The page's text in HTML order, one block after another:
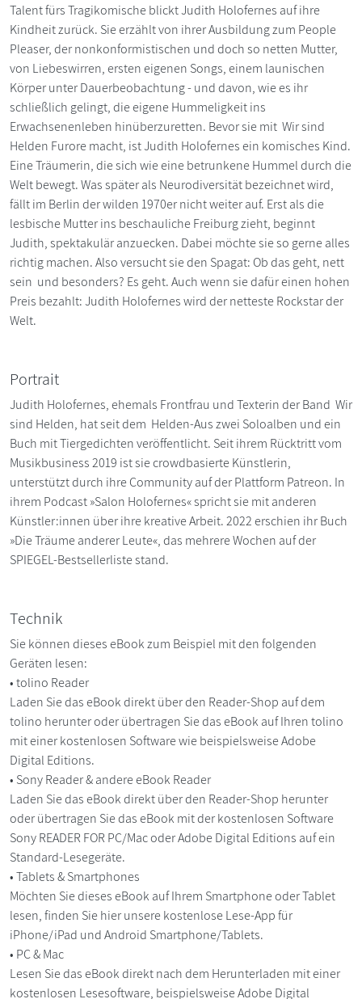
Talent fürs Tragikomische blickt Judith Holofernes auf ihre
Kindheit zurück. Sie erzählt von ihrer Ausbildung zum People
Pleaser, der nonkonformistischen und doch so netten Mutter,
von Liebeswirren, ersten eigenen Songs, einem launischen
Körper unter Dauerbeobachtung - und davon, wie es ihr
schließlich gelingt, die eigene Hummeligkeit ins
Erwachsenenleben hinüberzuretten. Bevor sie mit Wir sind
Helden Furore macht, ist Judith Holofernes ein komisches Kind.
Eine Träumerin, die sich wie eine betrunkene Hummel durch die
Welt bewegt. Was später als Neurodiversität bezeichnet wird,
fällt im Berlin der wilden 1970er nicht weiter auf. Erst als die
lesbische Mutter ins beschauliche Freiburg zieht, beginnt
Judith, spektakulär anzuecken. Dabei möchte sie so gerne alles
richtig machen. Also versucht sie den Spagat: Ob das geht, nett
sein und besonders? Es geht. Auch wenn sie dafür einen hohen
Preis bezahlt: Judith Holofernes wird der netteste Rockstar der
Welt.
Portrait
Judith Holofernes, ehemals Frontfrau und Texterin der Band Wir
sind Helden, hat seit dem Helden-Aus zwei Soloalben und ein
Buch mit Tiergedichten veröffentlicht. Seit ihrem Rücktritt vom
Musikbusiness 2019 ist sie crowdbasierte Künstlerin,
unterstützt durch ihre Community auf der Plattform Patreon. In
ihrem Podcast »Salon Holofernes« spricht sie mit anderen
Künstler:innen über ihre kreative Arbeit. 2022 erschien ihr Buch
»Die Träume anderer Leute«, das mehrere Wochen auf der
SPIEGEL-Bestsellerliste stand.
Technik
Sie können dieses eBook zum Beispiel mit den folgenden
Geräten lesen:
• tolino Reader
Laden Sie das eBook direkt über den Reader-Shop auf dem
tolino herunter oder übertragen Sie das eBook auf Ihren tolino
mit einer kostenlosen Software wie beispielsweise Adobe
Digital Editions.
• Sony Reader & andere eBook Reader
Laden Sie das eBook direkt über den Reader-Shop herunter
oder übertragen Sie das eBook mit der kostenlosen Software
Sony READER FOR PC/Mac oder Adobe Digital Editions auf ein
Standard-Lesegeräte.
• Tablets & Smartphones
Möchten Sie dieses eBook auf Ihrem Smartphone oder Tablet
lesen, finden Sie hier unsere kostenlose Lese-App für
iPhone/iPad und Android Smartphone/Tablets.
• PC & Mac
Lesen Sie das eBook direkt nach dem Herunterladen mit einer
kostenlosen Lesesoftware, beispielsweise Adobe Digital